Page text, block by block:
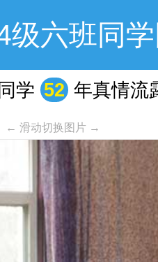
级六班同学
学 52年真情流
← 滑动切换图片 →